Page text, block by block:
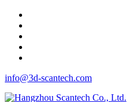
info@3d-scantech.com